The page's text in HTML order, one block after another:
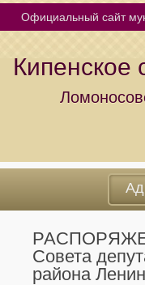
Официальный сайт
Кипенское
Совета
района